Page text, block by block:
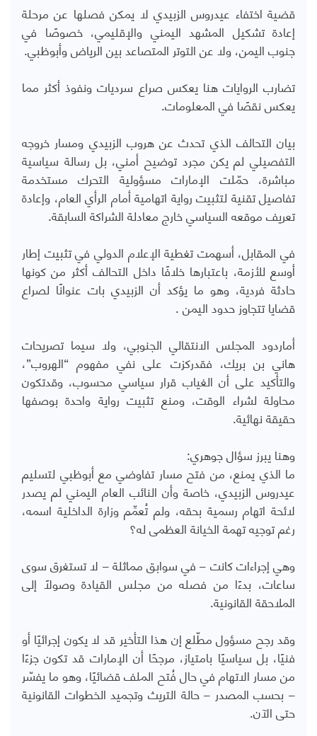
قضية اختفاء عيدروس الزبيدي لا يمكن فصلها عن مرحلة
إعادة تشكيل المشهد اليمني والإقليمي، خصوصًا في
جنوب اليمن، ولا عن التوتر المتصاعد بين الرياض وأبوظبي.
تضارب الروايات هنا يعكس صراع سرديات ونفوذ أكثر مما
يعكس نقصًا في المعلومات.
بيان التحالف الذي تحدث عن هروب الزبيدي ومسار خروجه
التفصيلي لم يكن مجرد توضيح أمني، بل رسالة سياسية
مباشرة، حمّلت الإمارات مسؤولية التحرك مستخدمة
تفاصيل تقنية لتثبيت رواية اتهامية أمام الرأي العام، وإعادة
تعريف موقعه السياسي خارج معادلة الشراكة السابقة.
في المقابل، أسهمت تغطية الإعلام الدولي في تثبيت إطار
أوسع للأزمة، باعتبارها خلافًا داخل التحالف أكثر من كونها
حادثة فردية، وهو ما يؤكد أن الزبيدي بات عنوانًا لصراع
قضايا تتجاوز حدود اليمن.
أماردود المجلس الانتقالي الجنوبي، ولا سيما تصريحات
هاني بن بريك، فقدركزت على نفي مفهوم “الهروب”،
والتأكيد على أن الغياب قرار سياسي محسوب، وقدتكون
محاولة لشراء الوقت، ومنع تثبيت رواية واحدة بوصفها
حقيقة نهائية.
وهنا يبرز سؤال جوهري:
ما الذي يمنع، من فتح مسار تفاوضي مع أبوظبي لتسليم
عيدروس الزبيدي، خاصة وأن النائب العام اليمني لم يصدر
لائحة اتهام رسمية بحقه، ولم تُعمِّم وزارة الداخلية اسمه،
رغم توجيه تهمة الخيانة العظمى له؟
وهي إجراءات كانت – في سوابق مماثلة – لا تستغرق سوى
ساعات، بدءًا من فصله من مجلس القيادة وصولًا إلى
الملاحقة القانونية.
وقد رجح مسؤول مطّلع إن هذا التأخير قد لا يكون إجرائيًا أو
فنيًا، بل سياسيًا بامتياز، مرجحًا أن الإمارات قد تكون جزءًا
من مسار الاتهام في حال فُتح الملف قضائيًا، وهو ما يفسّر
– بحسب المصدر – حالة التريث وتجميد الخطوات القانونية
حتى الآن.